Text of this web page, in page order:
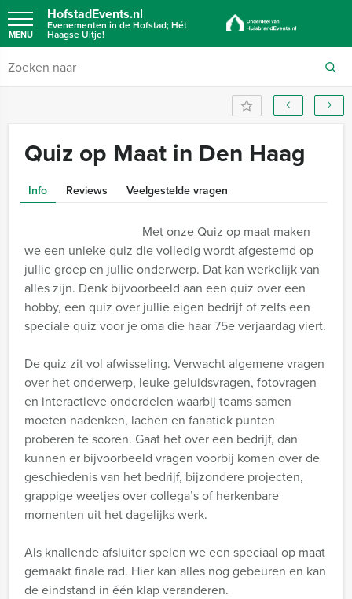
HofstadEvents.nl
Evenementen in de Hofstad; Hét
Haagse Uitje!
MENU
Quiz op Maat in Den Haag
Info Reviews Veelgestelde vragen
Met onze Quiz op maat maken
we een unieke quiz die volledig wordt afgestemd op
jullie groep en jullie onderwerp. Dat kan werkelijk van
alles zijn. Denk bijvoorbeeld aan een quiz over een
hobby, een quiz over jullie eigen bedrijf of zelfs een
speciale quiz voor je oma die haar 75e verjaardag viert.
De quiz zit vol afwisseling. Verwacht algemene vragen
over het onderwerp, leuke geluidsvragen, fotovragen
en interactieve onderdelen waarbij teams samen
moeten nadenken, lachen en fanatiek punten
proberen te scoren. Gaat het over een bedrijf, dan
kunnen er bijvoorbeeld vragen voorbij komen over de
geschiedenis van het bedrijf, bijzondere projecten,
grappige weetjes over collega’s of herkenbare
momenten uit het dagelijks werk.
Als knallende afsluiter spelen we een speciaal op maat
gemaakt finale rad. Hier kan alles nog gebeuren en kan
de eindstand in één klap veranderen.